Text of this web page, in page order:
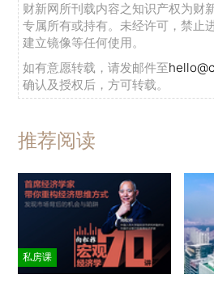
财新网所刊载内容之知识产权为财
专属所有或持有。未经许可，禁止
建立镜像等任何使用。
如有意愿转载，请发邮件至
确认及授权后，方可转载。
推荐阅读
私房课